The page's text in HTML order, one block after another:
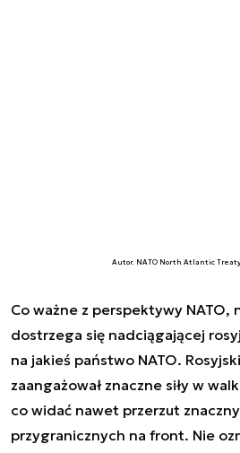
Autor. NATO North Atlantic
Co ważne z perspektywy NATO,
dostrzega się nadciągającej
na jakieś państwo NATO.
zaangażował znaczne siły w
co widać nawet przerzut
przygranicznych na front. Nie